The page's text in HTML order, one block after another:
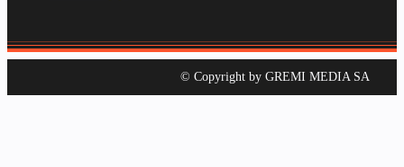
© Copyright by GREMI MEDIA SA